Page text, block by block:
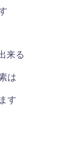
来る
は
す